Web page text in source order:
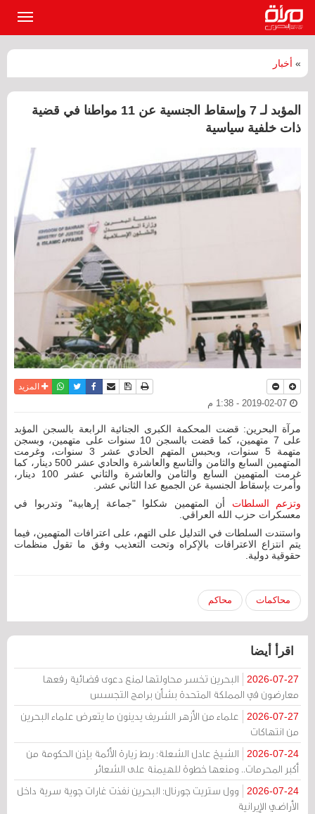
» أخبار
المؤبد لـ 7 وإسقاط الجنسية عن 11 مواطنا في قضية
ذات خلفية سياسية
نسخة للطباعة
حفظ الموضوع
أرسل الى صديق
فيسبوكتويترواتسابالمزيد
مرآة البحرين: قضت المحكمة الكبرى الجنائية الرابعة بالسجن المؤبد
على 7 متهمين، كما قضت بالسجن 10 سنوات على متهمين، وبسجن
متهمة 5 سنوات، وبحبس المتهم الحادي عشر 3 سنوات، وغرمت
المتهمين السابع والثامن والتاسع والعاشرة والحادي عشر 500 دينار، كما
غرمت المتهمين السابع والثامن والعاشرة والثاني عشر 100 دينار،
وأمرت بإسقاط الجنسية عن الجميع عدا الثاني عشر.
وتزعم السلطات أن المتهمين شكلوا "جماعة إرهابية" وتدربوا في
معسكرات حزب الله العراقي.
واستندت السلطات في التدليل على التهم، على اعترافات المتهمين، فيما
يتم انتزاع الاعترافات بالإكراه وتحت التعذيب وفق ما تقول منظمات
حقوقية دولية.
محاكمات محاكم
اقرأ أيضا
2026-07-27
البحرين تخسر محاولتها لمنع دعوى قضائية رفعها
معارضون في المملكة المتحدة بشأن برامج التجسس
2026-07-27
علماء من الأزهر الشريف يدينون ما يتعرض علماء البحرين
من انتهاكات
2026-07-24
الشيخ عادل الشعلة: ربط زيارة الأئمة بإذن الحكومة من
أكبر المحرمات.. ومنعها خطوة للهيمنة على الشعائر
2026-07-24
وول ستريت جورنال: البحرين نفذت غارات جوية سرية داخل
الأراضي الإيرانية